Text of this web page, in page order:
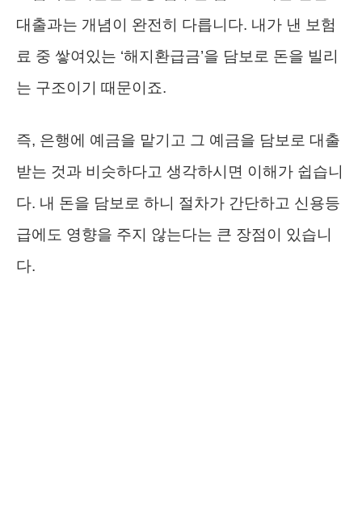
대출과는 개념이 완전히 다릅니다. 내가 낸 보험
료 중 쌓여있는 ‘해지환급금’을 담보로 돈을 빌리
는 구조이기 때문이죠.
즉, 은행에 예금을 맡기고 그 예금을 담보로 대출
받는 것과 비슷하다고 생각하시면 이해가 쉽습니
다. 내 돈을 담보로 하니 절차가 간단하고 신용등
급에도 영향을 주지 않는다는 큰 장점이 있습니
다.